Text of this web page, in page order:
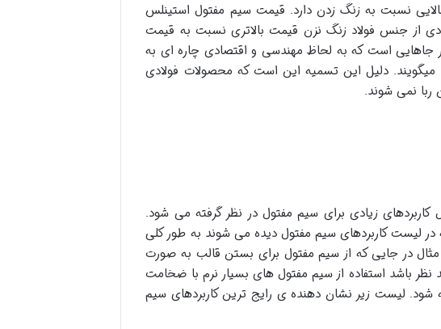
نسبت به زنگ زدن دارد. قیمت سیم مفتول استینلس
از جنس فولاد زنگ نزن قیمت بالاتری نسبت به قیمت
در جاهایی است که به لحاظ مهندسی و اقتصادی چاره ای به
میگویند. دلیل این تسمیه این است که محصولات فولادی
نمی شوند.
زیادی برای سیم مفتول در نظر گرفته می شود.
لیست کاربردهای سیم مفتول دیده می شوند به طور کلی
در جایی که از سیم مفتول برای بستن قالب به صورت
باشد استفاده از سیم مفتول های بسیار نرم با ضخامت
لیست زیر نشان دهنده ی رایج ترین کاربردهای سیم